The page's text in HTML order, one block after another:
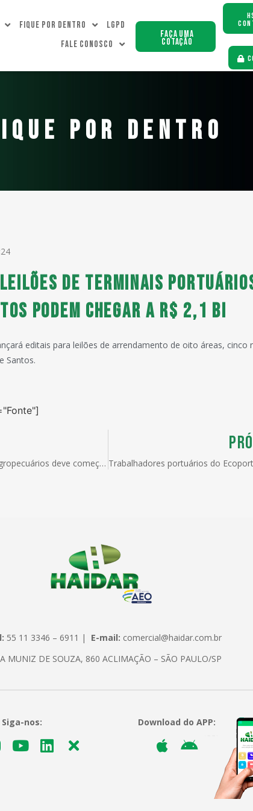
Fique Por dentro
LGPD
Fale Conosco
Faça uma
Cotação
POR DENTRO
leilões de terminais
podem chegar a R$ 2,1 bi
editais para leilões de arrendamento de oito áreas, cinco
Santos.
Greve de fiscais agropecuários deve começar a afetar portos de SC
55 11 3346 – 6911 | E-mail: comercial@haidar.com.br
MUNIZ DE SOUZA, 860 ACLIMAÇÃO – SÃO PAULO/SP
Siga-nos: Download do APP: